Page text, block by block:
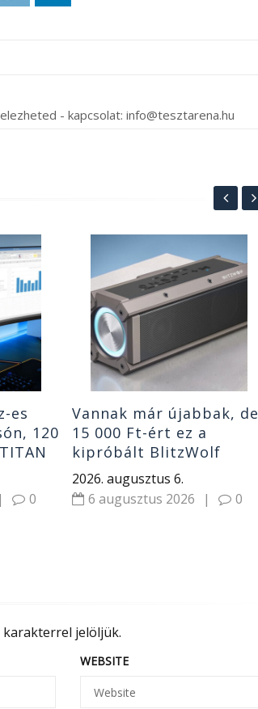
- kapcsolat: info@tesztarena.hu
es
120
| 0
Vannak már újabbak, de
15 000 Ft-ért ez a
kipróbált BlitzWolf
hangszóró nagyon jó
vétel
2026. augusztus 6.
6 augusztus 2026
| 0
karakterrel jelöljük.
WEBSITE